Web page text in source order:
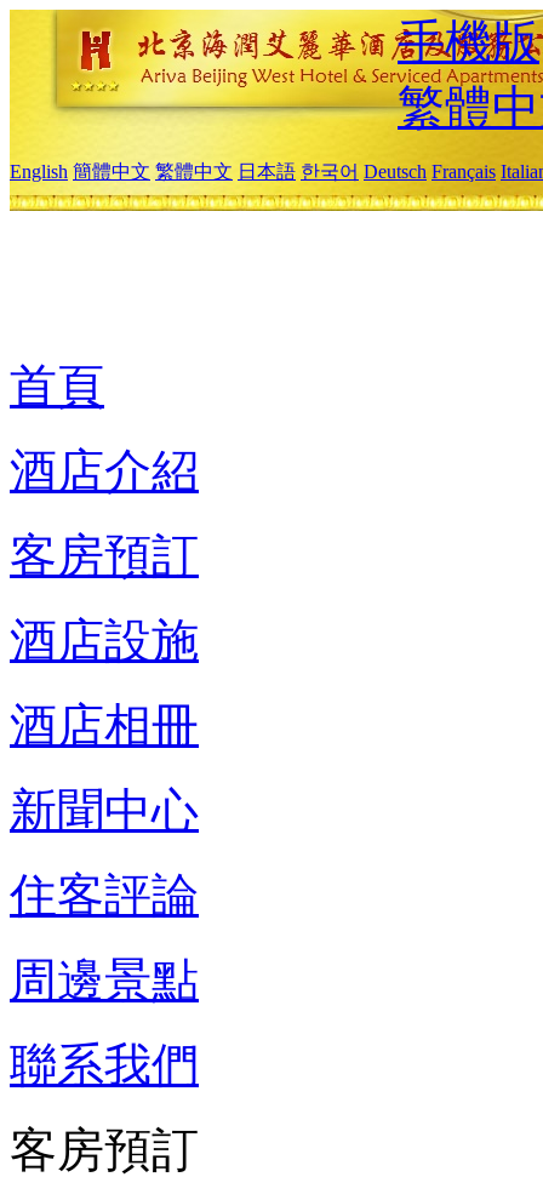
手機版
繁體
English 簡體中文 繁體中文 日本語 한국어 Deutsch Français
首頁
酒店介紹
客房預訂
酒店設施
酒店相冊
新聞中心
住客評論
周邊景點
聯系我們
客房預訂